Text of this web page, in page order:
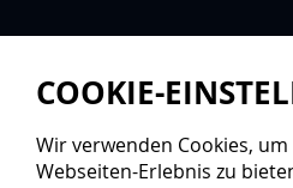
COOKIE-
Wir verwenden Cookies,
Webseiten-Erlebnis zu